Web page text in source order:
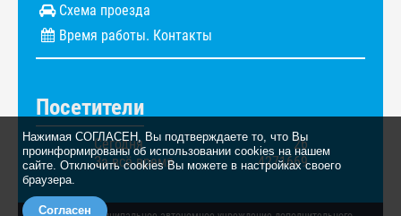
Нажимая СОГЛАСЕН, Вы подтверждаете то, что Вы
проинформированы об использовании cookies на нашем
сайте. Отключить cookies Вы можете в настройках своего
браузера.
Согласен
Схема проезда
Время работы. Контакты
Посетители
Сегодня
26
За всё время
4271669